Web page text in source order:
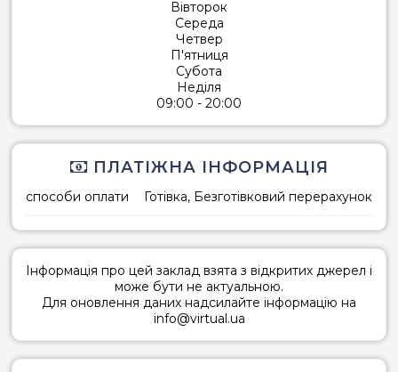
Вівторок
Середа
Четвер
П'ятниця
Субота
Неділя
09:00 - 20:00
ПЛАТІЖНА ІНФОРМАЦІЯ
способи оплати Готівка, Безготівковий перерахунок
Інформація про цей заклад взята з відкритих джерел і
може бути не актуальною.
Для оновлення даних надсилайте інформацію на
info@virtual.ua